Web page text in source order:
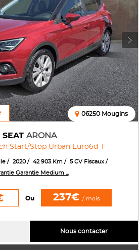
SEAT ARONA
Start/Stop Urban Euro6d-T
06250 Mougins
2020 42 903 Km
5 CV Fiscaux
Garantie Medium ...
Ou 237€ / mois
Nous contacter